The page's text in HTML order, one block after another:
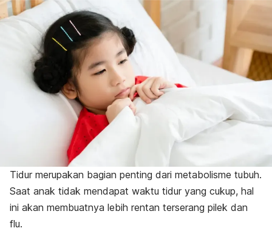
Tidur merupakan bagian penting dari metabolisme tubuh.
Saat anak tidak mendapat waktu tidur yang cukup, hal
ini akan membuatnya lebih rentan terserang pilek dan
flu.